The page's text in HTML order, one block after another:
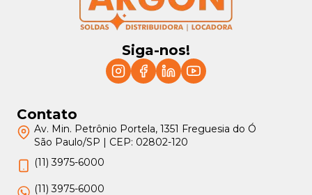
Siga-nos!
Contato
Av. Min. Petrônio Portela, 1351 Freguesia do Ó
São Paulo/SP | CEP: 02802-120
(11) 3975-6000
(11) 3975-6000